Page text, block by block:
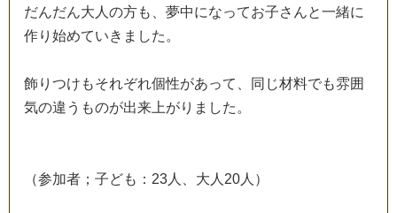
だんだん大 人 の方も 夢中になってお子さ んと一緒に
作り 始めていき ま した 。
飾り つけ もそれぞれ個性があって 同 じ材料でも雰囲
気の違 う ものが出来 上がり ま した 。
（参加者 ； 子ども ： 23 人 大 人 20 人 ）